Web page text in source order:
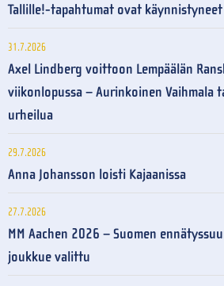
Tallille!-tapahtumat ovat
31.7.2026
Axel Lindberg voittoon Lempäälän
viikonlopussa – Aurinkoinen Vaihmala
urheilua
29.7.2026
Anna Johansson loisti Kajaanissa
27.7.2026
MM Aachen 2026 – Suomen
joukkue valittu